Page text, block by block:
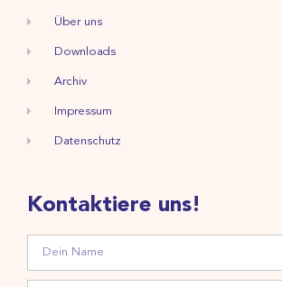
Über uns
Downloads
Archiv
Impressum
Datenschutz
Kontaktiere uns!